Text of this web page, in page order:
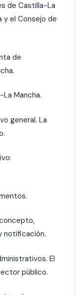
de Castilla-La
y el Consejo de
de
Mancha.
general. La
notificación.
El
público.